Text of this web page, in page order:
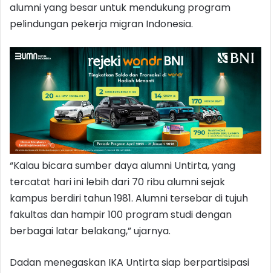
alumni yang besar untuk mendukung program
pelindungan pekerja migran Indonesia.
“Kalau bicara sumber daya alumni Untirta, yang
tercatat hari ini lebih dari 70 ribu alumni sejak
kampus berdiri tahun 1981. Alumni tersebar di tujuh
fakultas dan hampir 100 program studi dengan
berbagai latar belakang,” ujarnya.
Dadan menegaskan IKA Untirta siap berpartisipasi